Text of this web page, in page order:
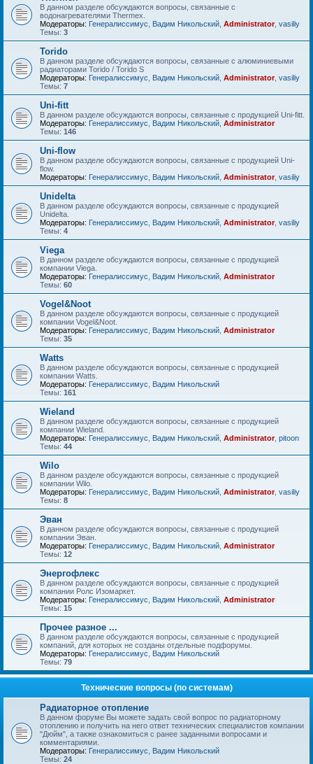
В данном разделе обсуждаются вопросы, связанные с
водонагревателями Thermex.
Модераторы: Генералиссимус Вадим Никольский Administrator, vasiliy
Темы: 3
Torido
В данном разделе обсуждаются вопросы, связанные с алюминиевыми
радиаторами Torido / Torido S
Модераторы: Генералиссимус Вадим Никольский Administrator, vasiliy
Темы: 7
Uni-fitt
В данном разделе обсуждаются вопросы, связанные с продукцией Uni-fitt.
Модераторы: Генералиссимус Вадим Никольский Administrator
Темы: 146
Uni-flow
В данном разделе обсуждаются вопросы, связанные с продукцией Uni-
flow.
Модераторы: Генералиссимус Вадим Никольский Administrator, vasiliy
Unidelta
В данном разделе обсуждаются вопросы, связанные с продукцией
Unidelta.
Модераторы: Генералиссимус Вадим Никольский Administrator, vasiliy
Темы: 4
Viega
В данном разделе обсуждаются вопросы, связанные с продукцией
компании Viega.
Модераторы: Генералиссимус Вадим Никольский Administrator
Темы: 60
Vogel&Noot
В данном разделе обсуждаются вопросы, связанные с продукцией
компании Vogel&Noot.
Модераторы: Генералиссимус Вадим Никольский Administrator
Темы: 35
Watts
В данном разделе обсуждаются вопросы, связанные с продукцией
компании Watts.
Модераторы: Генералиссимус
Вадим Никольский
Темы: 161
Wieland
В данном разделе обсуждаются вопросы, связанные с продукцией
компании Wieland.
Модераторы: Генералиссимус Вадим Никольский Administrator, pitoon
Темы: 44
Wilo
В данном разделе обсуждаются вопросы, связанные с продукцией
компании Wilo.
Модераторы: Генералиссимус Вадим Никольский Administrator, vasiliy
Темы: 8
Эван
В данном разделе обсуждаются вопросы, связанные с продукцией
компании Эван.
Модераторы: Генералиссимус Вадим Никольский Administrator
Темы: 12
Энергофлекс
В данном разделе обсуждаются вопросы, связанные с продукцией
компании Ролс Изомаркет.
Модераторы: Генералиссимус Вадим Никольский Administrator
Темы: 15
Прочее разное ...
В данном разделе обсуждаются вопросы, связанные с продукцией
компаний, для которых не созданы отдельные подфорумы.
Модераторы: Генералиссимус
Вадим Никольский
Темы: 79
Технические вопросы (по системам)
Радиаторное отопление
В данном форуме Вы можете задать свой вопрос по радиаторному
отоплению и получить на него ответ технических специалистов компании
"Дюйм", а также ознакомиться с ранее заданными вопросами и
комментариями.
Модераторы: Генералиссимус
Вадим Никольский
Темы: 24